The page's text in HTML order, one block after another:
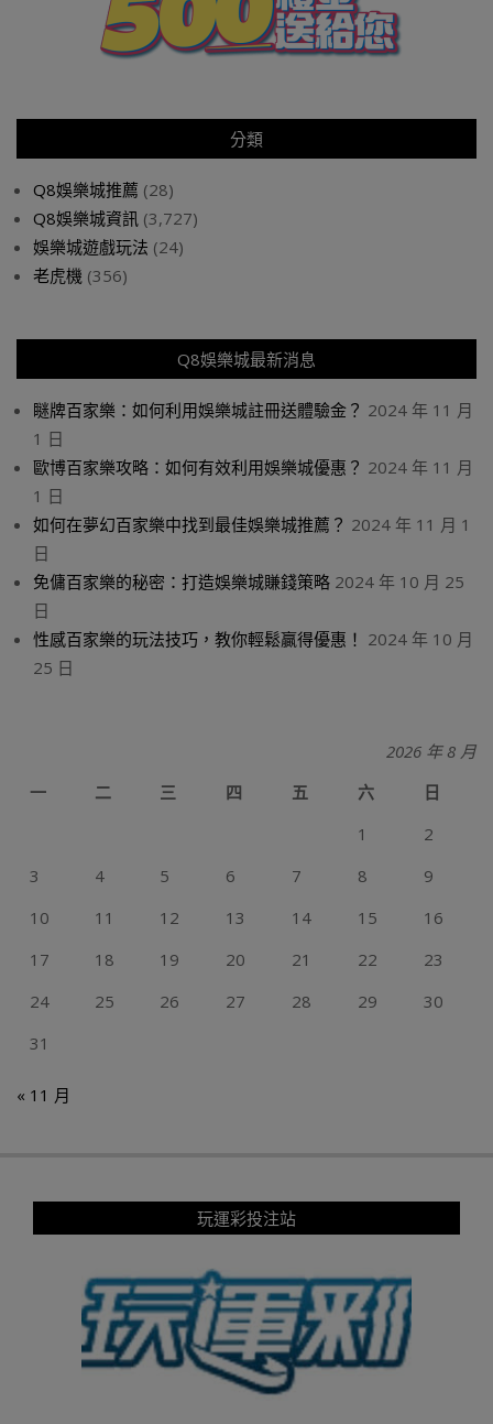
分類
Q8娛樂城推薦 (28)
Q8娛樂城資訊 (3,727)
娛樂城遊戲玩法 (24)
老虎機 (356)
Q8娛樂城最新消息
瞇牌百家樂：如何利用娛樂城註冊送體驗金？ 2024 年 11 月
1 日
歐博百家樂攻略：如何有效利用娛樂城優惠？ 2024 年 11 月
1 日
如何在夢幻百家樂中找到最佳娛樂城推薦？ 2024 年 11 月 1
日
免傭百家樂的秘密：打造娛樂城賺錢策略 2024 年 10 月 25
日
性感百家樂的玩法技巧，教你輕鬆贏得優惠！ 2024 年 10 月
25 日
2026 年 8 月
一
二 三 四 五 六
日
1
2
3
4 5 6 7 8
9
10
11 12 13 14 15
16
17
18 19 20 21 22
23
24
25 26 27 28 29
30
31
« 11 月
玩運彩投注站